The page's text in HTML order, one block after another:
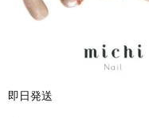
即日発送